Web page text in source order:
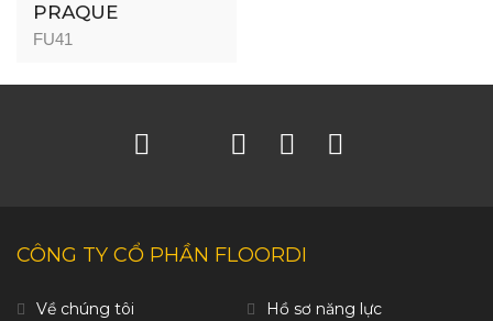
PRAQUE
FU41
CÔNG TY CỔ PHẦN FLOORDI
Về chúng tôi
Hồ sơ năng lực